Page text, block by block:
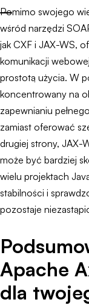
Pomimo swojego
wśród narzędzi
jak CXF i JAX-WS,
komunikacji
prostotą użycia. W
koncentrowany na
zapewnianiu
zamiast oferować
drugiej strony, JAX-
może być bardziej
wielu projektach
stabilności i
pozostaje
Apache
dla